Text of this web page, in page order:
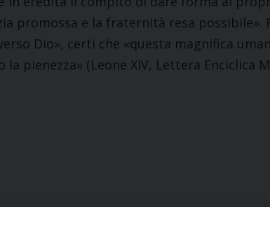
promossa e la fraternità resa
Dio», certi che «questa magnifica
pienezza» (Leone XIV, Lettera Enciclica